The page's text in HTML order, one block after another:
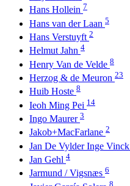
Hans Hollein 7
Hans van der Laan 5
Hans Verstuyft 2
Helmut Jahn 4
Henry Van de Velde 8
Herzog & de Meuron 23
Huib Hoste 8
Ieoh Ming Pei 14
Ingo Maurer 3
Jakob+MacFarlane 2
Jan De Vylder Inge Vinck
Jan Gehl 4
Jarmund / Vigsnæs 6
8